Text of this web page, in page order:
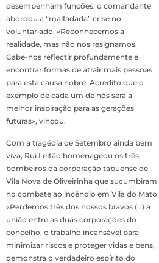
desempenham funções, o comandante
abordou a “malfadada” crise no
voluntariado. «Reconhecemos a
realidade, mas não nos resignamos.
Cabe-nos reflectir profundamente e
encontrar formas de atrair mais pessoas
para esta causa nobre. Acredito que o
exemplo de cada um de nós será a
melhor inspiração para as gerações
futuras», vincou.
Com a tragédia de Setembro ainda bem
viva, Rui Leitão homenageou os três
bombeiros da corporação tabuense de
Vila Nova de Oliveirinha que sucumbiram
no combate ao incêndio em Vila do Mato.
«Perdemos três dos nossos bravos (…) a
união entre as duas corporações do
concelho, o trabalho incansável para
minimizar riscos e proteger vidas e bens,
demonstra o verdadeiro espírito do